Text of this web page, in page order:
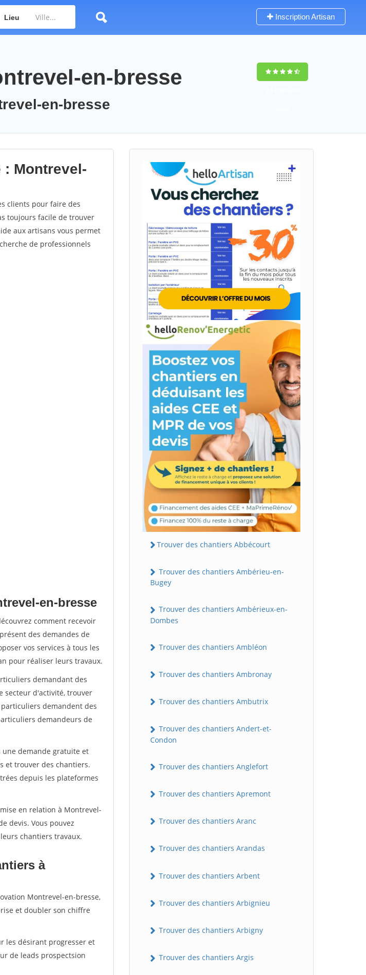
Lieu Inscription Artisan
en-bresse
en-bresse
Montrevel-
clients pour faire des
toujours facile de trouver
aux artisans vous permet
de professionnels
en-bresse
comment recevoir
des demandes de
vos services à tous les
pour réaliser leurs travaux.
demandant des
secteur d'activité, trouver
demandent des
demandeurs de
une demande gratuite et
et trouver des chantiers.
depuis les plateformes
en relation à Montrevel-
devis. Vous pouvez
chantiers travaux.
à
Montrevel-en-bresse,
et doubler son chiffre
les désirant progresser et
de leads prospectsion
Trouver des chantiers Abbécourt
Trouver des chantiers Ambérieu-en-
Bugey
Trouver des chantiers Ambérieux-en-
Dombes
Trouver des chantiers Ambléon
Trouver des chantiers Ambronay
Trouver des chantiers Ambutrix
Trouver des chantiers Andert-et-
Condon
Trouver des chantiers Anglefort
Trouver des chantiers Apremont
Trouver des chantiers Aranc
Trouver des chantiers Arandas
Trouver des chantiers Arbent
Trouver des chantiers Arbignieu
Trouver des chantiers Arbigny
Trouver des chantiers Argis